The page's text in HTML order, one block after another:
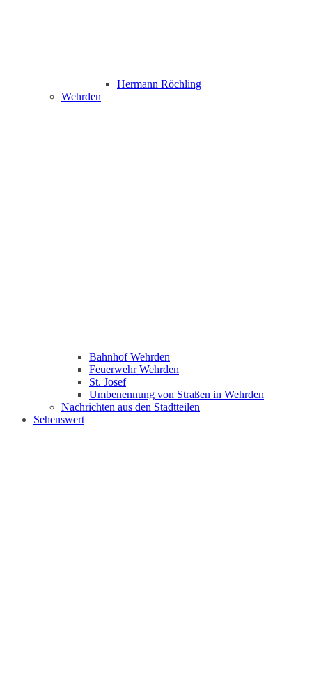
Hermann Röchling
Wehrden
Bahnhof Wehrden
Feuerwehr Wehrden
St. Josef
Umbenennung von Straßen in Wehrden
Nachrichten aus den Stadtteilen
Sehenswert